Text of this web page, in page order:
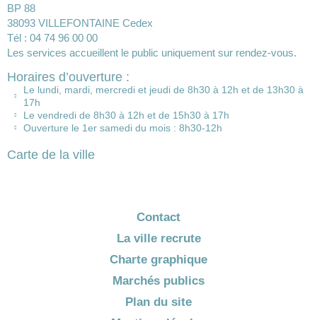
BP 88
38093 VILLEFONTAINE Cedex
Tél : 04 74 96 00 00
Les services accueillent le public uniquement sur rendez-vous.
Horaires d’ouverture :
Le lundi, mardi, mercredi et jeudi de 8h30 à 12h et de 13h30 à
17h
Le vendredi de 8h30 à 12h et de 15h30 à 17h
Ouverture le 1er samedi du mois : 8h30-12h
Carte de la ville
Contact
La ville recrute
Charte graphique
Marchés publics
Plan du site